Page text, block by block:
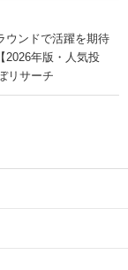
ウンドで活躍を期待
2026年版・人気投
リサーチ